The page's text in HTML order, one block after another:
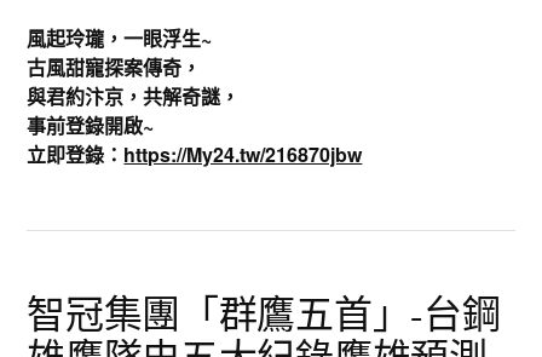
風起玲瓏，一眼浮生~
古風甜寵探案傳奇，
與君約汴京，共解奇謎，
事前登錄開啟~
立即登錄： https://My24.tw/216870jbw
智冠集團「群鷹五首」-台鋼